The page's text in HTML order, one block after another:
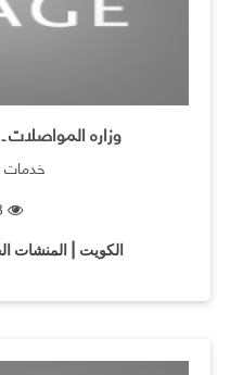
وزاره المواصلات
خدمات
الكويت | المنشات